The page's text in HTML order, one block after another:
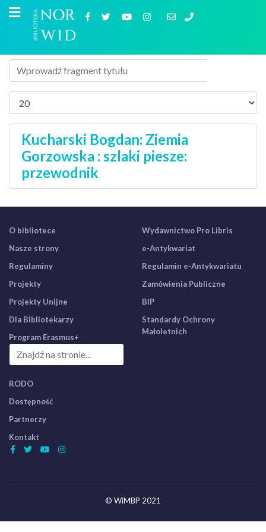
Kucharski Bogdan: Ziemia
Gorzowska : szlaki piesze:
przewodnik
O bibliotece
Nasze strony
Regulaminy
Projekty
Projekty Unijne
Dla Bibliotekarzy
Program Erasmus+
Wydawnictwo Pro Libris
e-Antykwariat
Regulamin e-Antykwariatu
Zamówienia Publiczne
BIP
Standardy Ochrony
Małoletnich
RODO
Dostępność
Partnerzy
Kontakt
© WiMBP 2021